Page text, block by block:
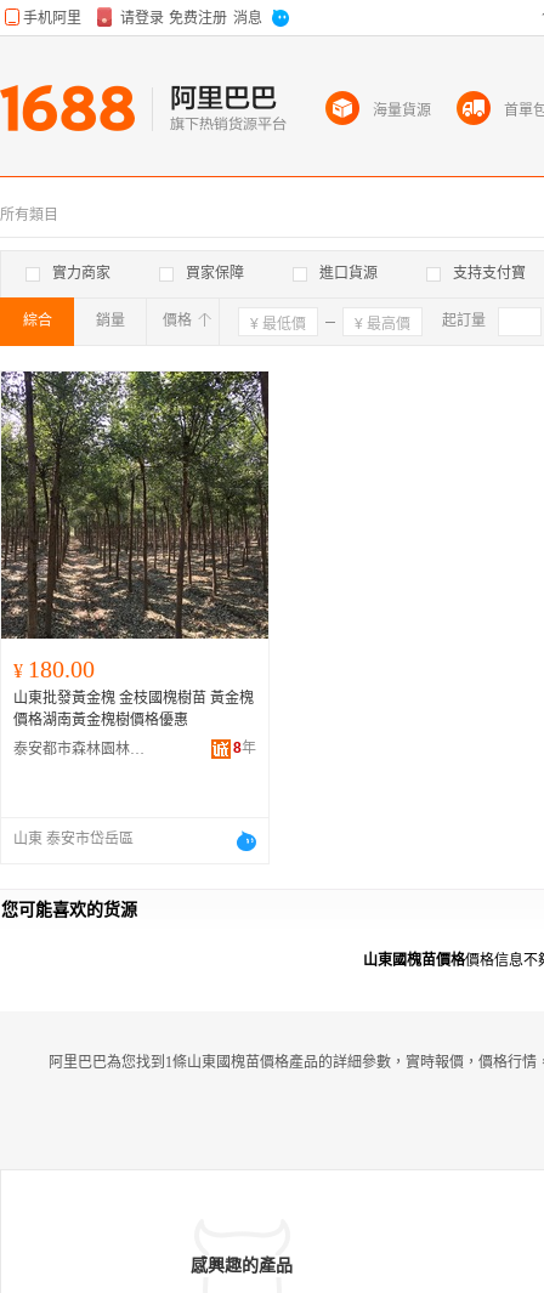
所有類目
實力商家 買家保障 進口貨源 支持支付寶
綜合 銷量 價格 確定 起訂量
¥ 180.00
山東批發黃金槐 金枝國槐樹苗 黃金槐
價格湖南黃金槐樹價格優惠
泰安都市森林園林綠化有限公司
8年
山東 泰安市岱岳區
您可能喜欢的货源
山東國槐苗價格價格信息不
阿里巴巴為您找到1條山東國槐苗價格產品的詳細參數，實時報價，價格行情
感興趣的產品
海量貨源 首單